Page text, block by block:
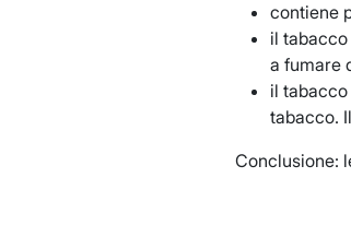
contiene
il
a fumare
il
tabacco.
Conclusione: